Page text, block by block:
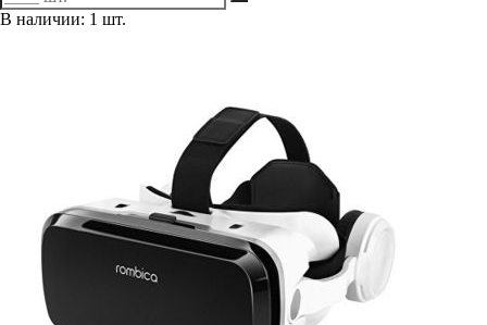
В наличии: 1 шт.